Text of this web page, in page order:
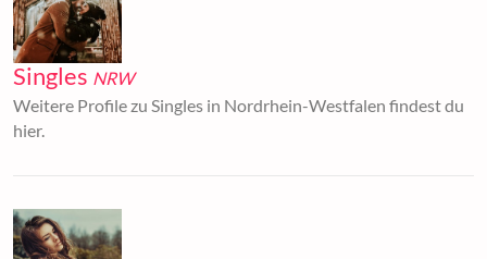
Singles NRW
Weitere Profile zu Singles in Nordrhein-Westfalen findest du
hier.